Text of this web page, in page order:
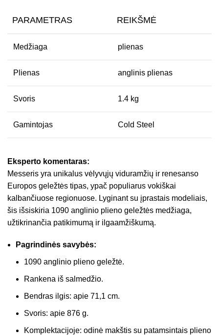
PARAMETRAS REIKŠMĖ
Medžiaga plienas
Plienas anglinis plienas
Svoris 1.4 kg
Gamintojas Cold Steel
Eksperto komentaras:
Messeris yra unikalus vėlyvųjų viduramžių ir renesanso
Europos geležtės tipas, ypač populiarus vokiškai
kalbančiuose regionuose. Lyginant su įprastais modeliais,
šis išsiskiria 1090 anglinio plieno geležtės medžiaga,
užtikrinančia patikimumą ir ilgaamžiškumą.
Pagrindinės savybės:
1090 anglinio plieno geležtė.
Rankena iš salmedžio.
Bendras ilgis: apie 71,1 cm.
Svoris: apie 876 g.
Komplektacijoje: odinė makštis su patamsintais plieno